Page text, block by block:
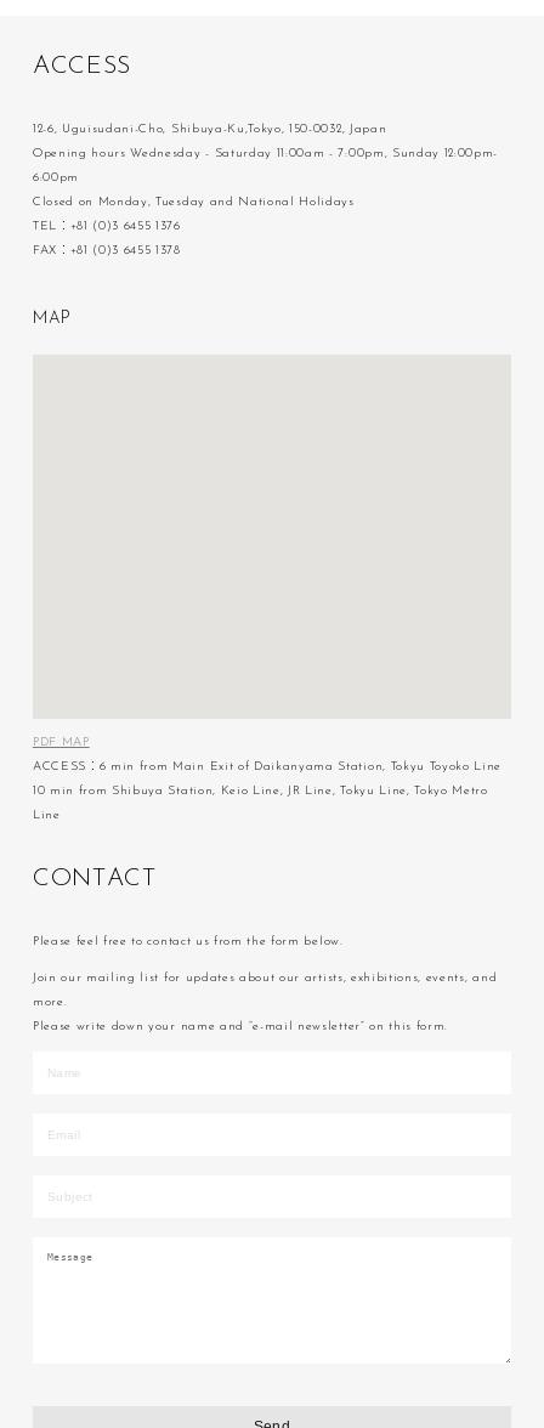
ACC ESS
12-6, Uguisudani-Cho, Shibuya-Ku,Tokyo, 150-0032, Japan
Opening hours Wednesday - Saturday 11:00am - 7:00pm, Sunday 12:00pm-
6:00pm
Closed on Monday, Tuesday and National Holidays
TEL：+81 (0)3 6455 1376
FAX：+81 (0)3 6455 1378
M A P
PDF MAP
ACCESS：6 min from Main Exit of Daikanyama Station, Tokyu Toyoko Line
10 min from Shibuya Station, Keio Line, JR Line, Tokyu Line, Tokyo Metro
Line
C ON T AC T
Please feel free to contact us from the form below.
Join our mailing list for updates about our artists, exhibitions, events, and
more.
Please write down your name and “e-mail newsletter” on this form.